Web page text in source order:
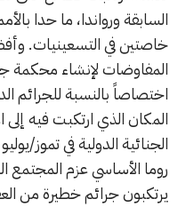
السابقة ورواندا، ما حدا
خاصتين في التسعينيات.
المفاوضات لإنشاء محكمة
اختصاصاً بالنسبة للجرائم
المكان الذي ارتكبت فيه
روما الأساسي عزم
يرتكبون جرائم خطيرة من